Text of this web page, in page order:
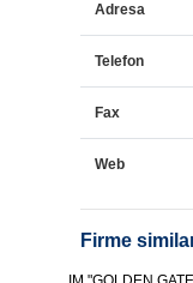
Adresa
Telefon
Fax
Web
Firme